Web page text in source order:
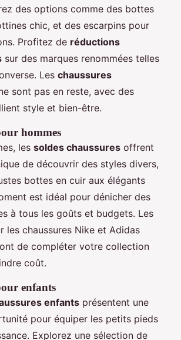
des options comme des bottes
chic, et des escarpins pour
Profitez de réductions
sur des marques renommées telles
Les chaussures
sont pas en reste, avec des
style et bien-être.
hommes
les soldes chaussures offrent
de découvrir des styles divers,
bottes en cuir aux élégants
est idéal pour dénicher des
à tous les goûts et budgets. Les
les chaussures Nike et Adidas
de compléter votre collection
coût.
enfants
enfants présentent une
pour équiper les petits pieds
Explorez une sélection de